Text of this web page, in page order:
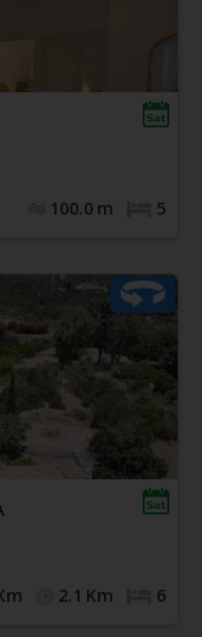
5
100.0 m
letto singolo,
6
2.1 Km
posto al
da: soggiorno con
camera doppia,
coperta
attrezzata.
-
gratuito
posti letto